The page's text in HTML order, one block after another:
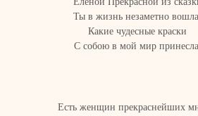
Ты в жизнь незаметно
Какие чудесные краски
С собою в мой мир
Есть женщин прекраснейших